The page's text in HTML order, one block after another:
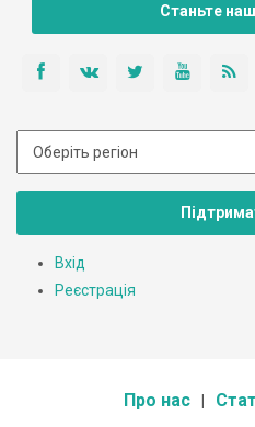
Станьте
Вхід
Реєстрація
Про нас